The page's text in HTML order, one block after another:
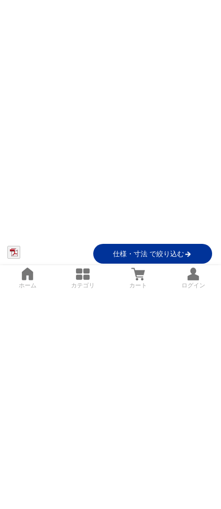
仕様・寸法 で絞り込む
ホーム カテゴリ カート ログイン